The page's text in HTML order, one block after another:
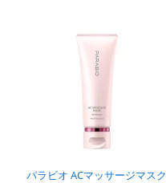
パラビオ ACマッサージマスク